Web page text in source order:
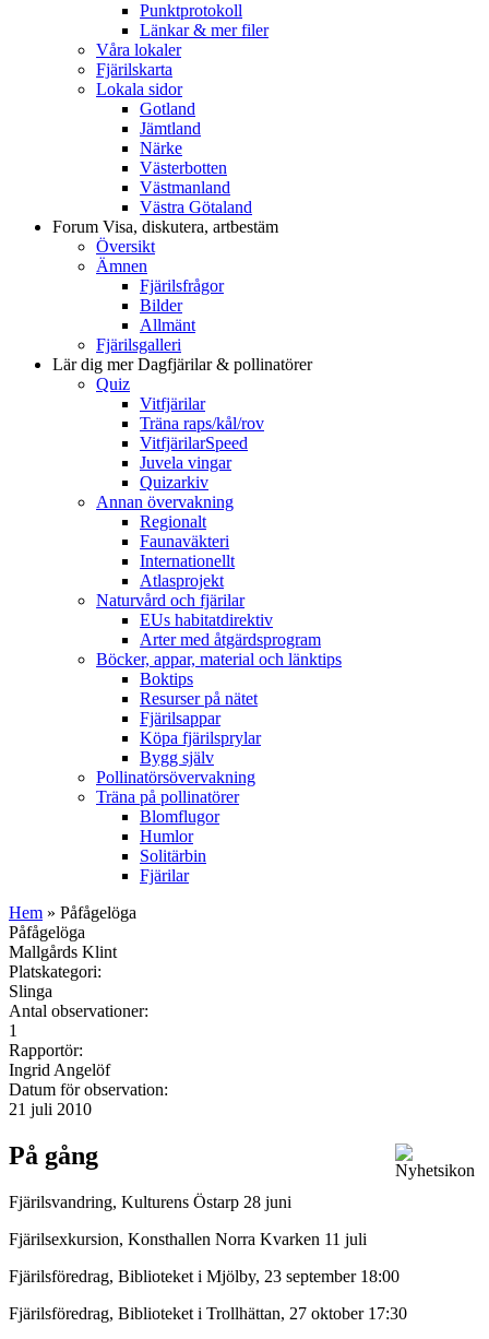
Punktprotokoll
Länkar & mer filer
Våra lokaler
Fjärilskarta
Lokala sidor
Gotland
Jämtland
Närke
Västerbotten
Västmanland
Västra Götaland
Forum Visa, diskutera, artbestäm
Översikt
Ämnen
Fjärilsfrågor
Bilder
Allmänt
Fjärilsgalleri
Lär dig merDagfjärilar & pollinatörer
Quiz
Vitfjärilar
Träna raps/kål/rov
VitfjärilarSpeed
Juvela vingar
Quizarkiv
Annan övervakning
Regionalt
Faunaväkteri
Internationellt
Atlasprojekt
Naturvård och fjärilar
EUs habitatdirektiv
Arter med åtgärdsprogram
Böcker, appar, material och länktips
Boktips
Resurser på nätet
Fjärilsappar
Köpa fjärilsprylar
Bygg själv
Pollinatörsövervakning
Träna på pollinatörer
Blomflugor
Humlor
Solitärbin
Fjärilar
Hem » Påfågelöga
Påfågelöga
Mallgårds Klint
Platskategori:
Slinga
Antal observationer:
1
Rapportör:
Ingrid Angelöf
Datum för observation:
21 juli 2010
På gång
Fjärilsvandring, Kulturens Östarp 28 juni
Fjärilsexkursion, Konsthallen Norra Kvarken 11 juli
Fjärilsföredrag, Biblioteket i Mjölby, 23 september 18:00
Fjärilsföredrag, Biblioteket i Trollhättan, 27 oktober 17:30